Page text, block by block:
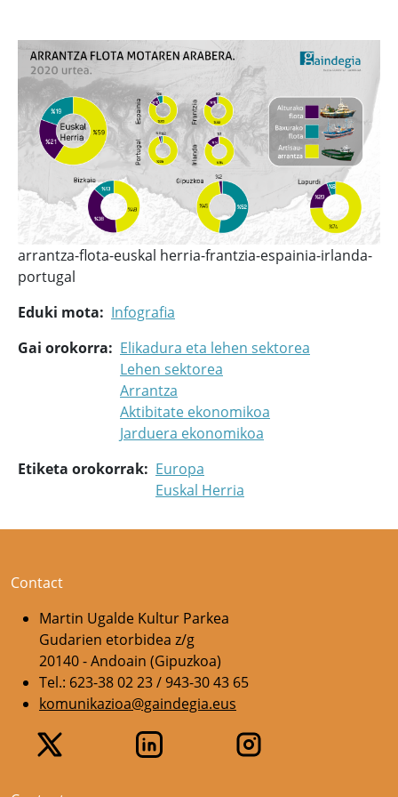
arrantza-flota-euskal herria-frantzia-espainia-irlanda-
portugal
Eduki mota
Infografia
Gai orokorra
Elikadura eta lehen sektorea
Lehen sektorea
Arrantza
Aktibitate ekonomikoa
Jarduera ekonomikoa
Etiketa orokorrak
Europa
Euskal Herria
Contact
Martin Ugalde Kultur Parkea
Gudarien etorbidea z/g
20140 - Andoain (Gipuzkoa)
Tel.: 623-38 02 23 / 943-30 43 65
komunikazioa@gaindegia.eus